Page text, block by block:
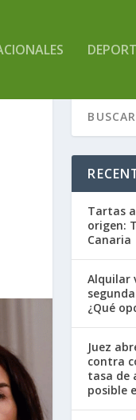
Tartas
origen:
Canaria
Alquilar
¿Qué
Juez
contra
tasa de
posible